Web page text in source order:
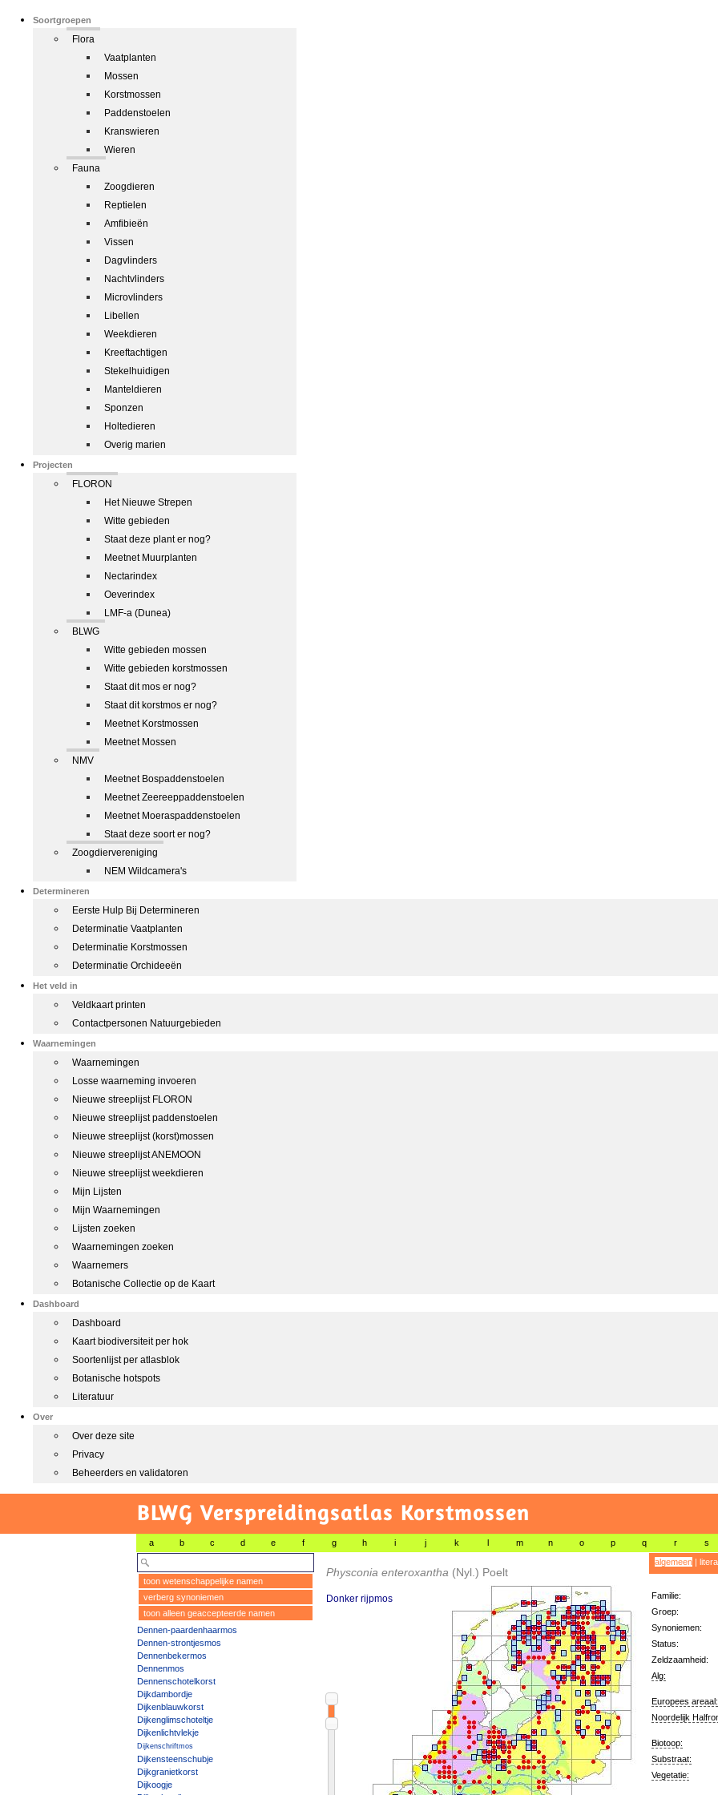
Soortgroepen
Flora
Vaatplanten
Mossen
Korstmossen
Paddenstoelen
Kranswieren
Wieren
Fauna
Zoogdieren
Reptielen
Amfibieën
Vissen
Dagvlinders
Nachtvlinders
Microvlinders
Libellen
Weekdieren
Kreeftachtigen
Stekelhuidigen
Manteldieren
Sponzen
Holtedieren
Overig marien
Projecten
FLORON
Het Nieuwe Strepen
Witte gebieden
Staat deze plant er nog?
Meetnet Muurplanten
Nectarindex
Oeverindex
LMF-a (Dunea)
BLWG
Witte gebieden mossen
Witte gebieden korstmossen
Staat dit mos er nog?
Staat dit korstmos er nog?
Meetnet Korstmossen
Meetnet Mossen
NMV
Meetnet Bospaddenstoelen
Meetnet Zeereeppaddenstoelen
Meetnet Moeraspaddenstoelen
Staat deze soort er nog?
Zoogdiervereniging
NEM Wildcamera's
Determineren
Eerste Hulp Bij Determineren
Determinatie Vaatplanten
Determinatie Korstmossen
Determinatie Orchideeën
Het veld in
Veldkaart printen
Contactpersonen Natuurgebieden
Waarnemingen
Waarnemingen
Losse waarneming invoeren
Nieuwe streeplijst FLORON
Nieuwe streeplijst paddenstoelen
Nieuwe streeplijst (korst)mossen
Nieuwe streeplijst ANEMOON
Nieuwe streeplijst weekdieren
Mijn Lijsten
Mijn Waarnemingen
Lijsten zoeken
Waarnemingen zoeken
Waarnemers
Botanische Collectie op de Kaart
Dashboard
Dashboard
Kaart biodiversiteit per hok
Soortenlijst per atlasblok
Botanische hotspots
Literatuur
Over
Over deze site
Privacy
Beheerders en validatoren
BLWG Verspreidingsatlas Korstmossen
a b c d e f g h i j k l m n o p q r s
toon wetenschappelijke namen
verberg synoniemen
toon alleen geaccepteerde namen
Dennen-paardenhaarmos
Dennen-strontjesmos
Dennenbekermos
Dennenmos
Dennenschotelkorst
Dijkdambordje
Dijkenblauwkorst
Dijkenglimschoteltje
Dijkenlichtvlekje
Dijkenschriftmos
Dijkensteenschubje
Dijkgranietkorst
Dijkoogje
Physconia enteroxantha (Nyl.) Poelt
Donker rijpmos
algemeen|
Familie:
Groep:
Synoniemen:
Status:
Zeldzaamheid:
Alg:
Europees areaal:
Noordelijk
Biotoop:
Substraat:
Vegetatie: